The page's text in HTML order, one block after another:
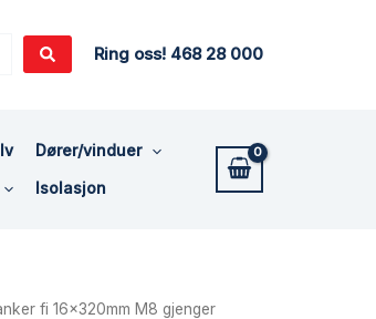
Ring oss! 468 28 000
Dører/vinduer
Isolasjon
fi 16x320mm M8 gjenger